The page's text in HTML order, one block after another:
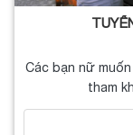
Các bạn nữ
tham